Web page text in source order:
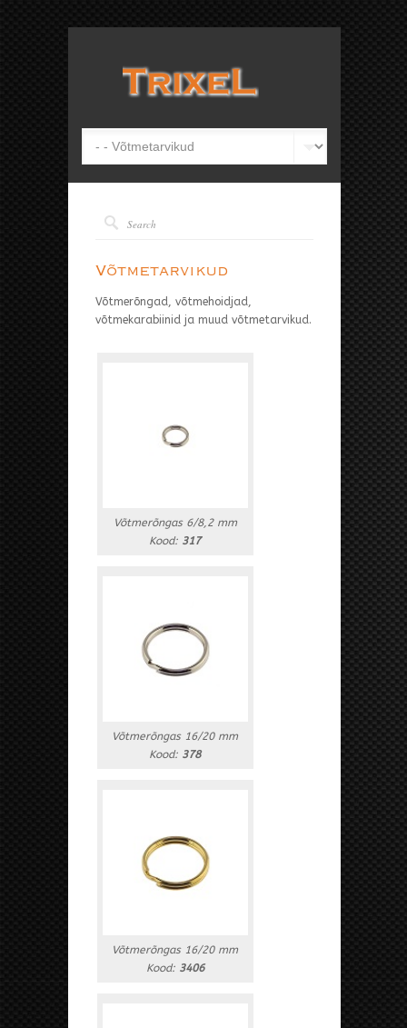
Võtmetarvikud
Võtmerõngad, võtmehoidjad,
võtmekarabiinid ja muud võtmetarvikud.
Võtmerõngas 6/8,2 mm
Kood: 317
Võtmerõngas 16/20 mm
Kood: 378
Võtmerõngas 16/20 mm
Kood: 3406